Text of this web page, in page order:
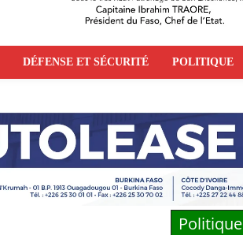
DÉFENSE ET SÉCURITÉ POLITIQUE
Politique